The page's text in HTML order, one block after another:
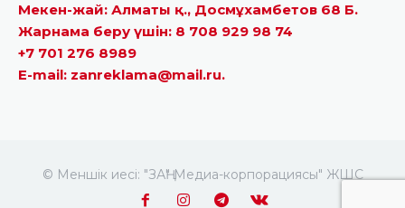
Мекен-жай: Алматы қ., Досмұхамбетов 68 Б.
Жарнама беру үшін: 8 708 929 98 74
+7 701 276 8989
E-mail: zanreklama@mail.ru.
© Меншік иесі: "ЗАҢ" Медиа-корпорациясы" ЖШС